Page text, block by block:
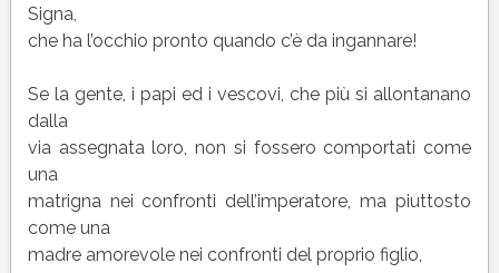
Signa,
che ha l’occhio pronto quando c’è da ingannare!
Se la gente, i papi ed i vescovi, che più si allontanano
dalla
via assegnata loro, non si fossero comportati come
una
matrigna nei confronti dell’imperatore, ma piuttosto
come una
madre amorevole nei confronti del proprio figlio,